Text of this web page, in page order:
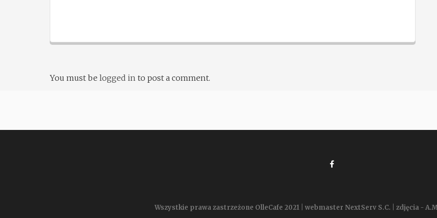
You must be logged in to post a comment.
Wszystkie prawa zastrzeżone OlleCafe 2021 | webmaster NextServ S.C. | zdjęcia -